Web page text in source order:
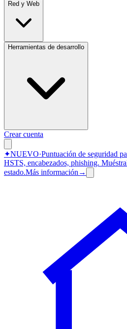
Red y Web
Herramientas de desarrollo
Crear cuenta
✦NUEVO·Puntuación de seguridad
HSTS, encabezados, phishing.
estado.Más información →